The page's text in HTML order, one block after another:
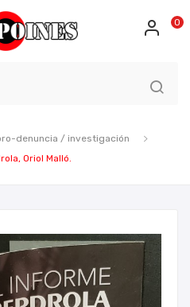
0
denuncia / investigación
Oriol Malló.